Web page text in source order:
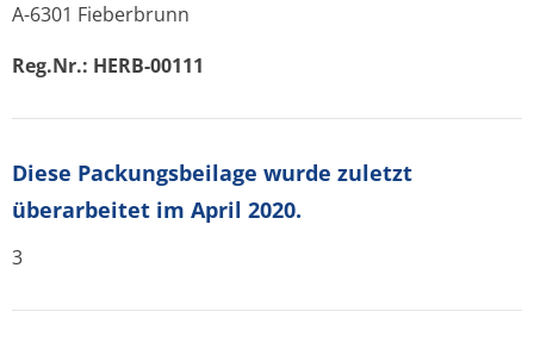
A-6301 Fieberbrunn
Reg.Nr.: HERB-00111
Diese Packungsbeilage wurde zuletzt
überarbeitet im April 2020.
3